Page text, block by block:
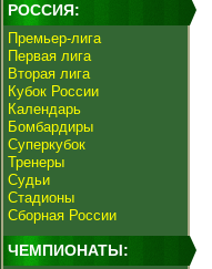
РОССИЯ:
Премьер-лига
Первая лига
Вторая лига
Кубок России
Календарь
Бомбардиры
Суперкубок
Тренеры
Судьи
Стадионы
Сборная России
ЧЕМПИОНАТЫ: